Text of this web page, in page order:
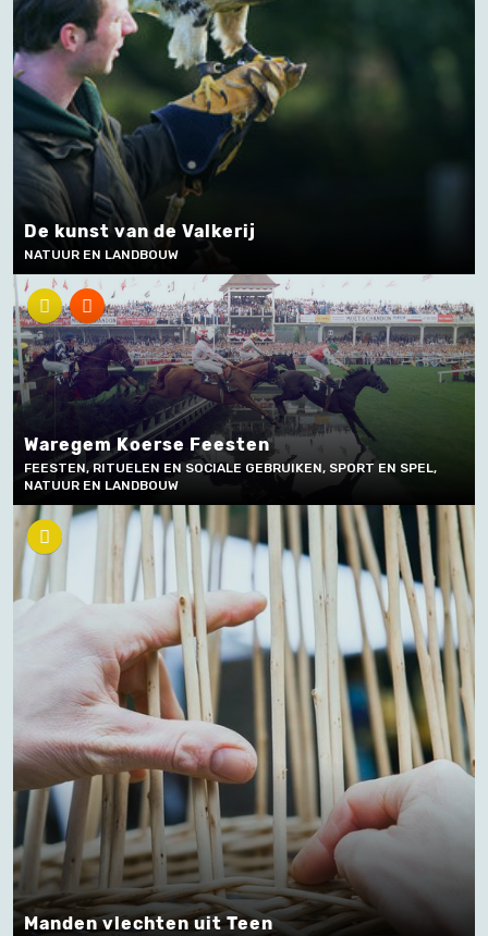
De kunst van de Valkerij
NATUUR EN LANDBOUW
Waregem Koerse Feesten
FEESTEN, RITUELEN EN SOCIALE GEBRUIKEN, SPORT EN SPEL,
NATUUR EN LANDBOUW
Manden vlechten uit Teen